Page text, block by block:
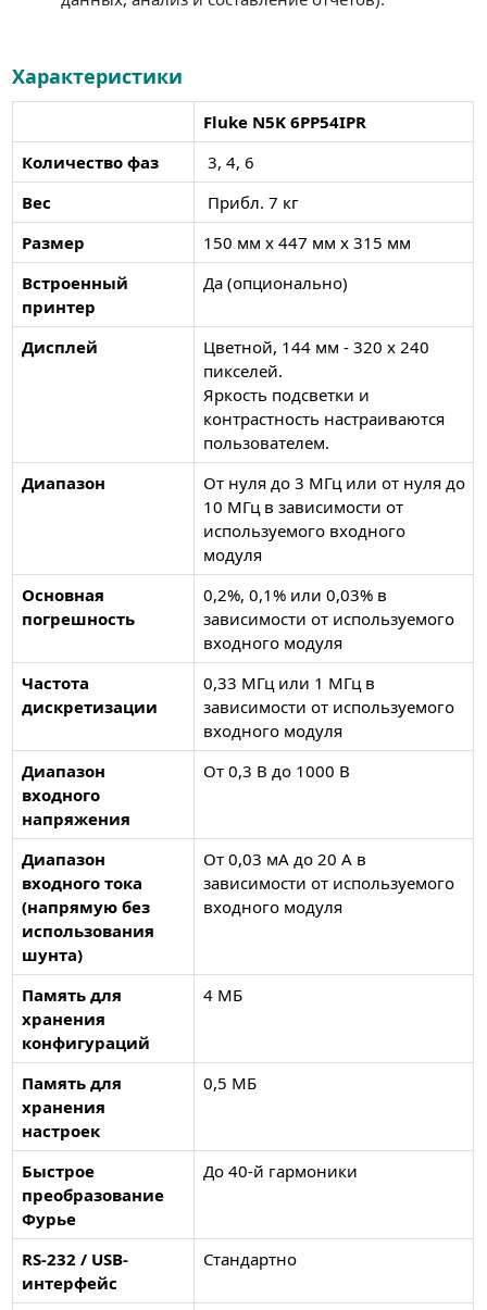
Характеристики
Fluke N5K 6PP54IPR
Количество фаз
3, 4, 6
Вес
Прибл. 7 кг
Размер
150 мм x 447 мм x 315 мм
Встроенный
принтер
Да (опционально)
Дисплей
Цветной, 144 мм - 320 x 240
пикселей.
Яркость подсветки и
контрастность настраиваются
пользователем.
Диапазон
От нуля до 3 МГц или от нуля до
10 МГц в зависимости от
используемого входного
модуля
Основная
погрешность
0,2%, 0,1% или 0,03% в
зависимости от используемого
входного модуля
Частота
дискретизации
0,33 МГц или 1 МГц в
зависимости от используемого
входного модуля
Диапазон
входного
напряжения
От 0,3 В до 1000 В
Диапазон
входного тока
(напрямую без
использования
шунта)
От 0,03 мА до 20 А в
зависимости от используемого
входного модуля
Память для
хранения
конфигураций
4 МБ
Память для
хранения
настроек
0,5 МБ
Быстрое
преобразование
Фурье
До 40-й гармоники
RS-232 / USB-
интерфейс
Стандартно